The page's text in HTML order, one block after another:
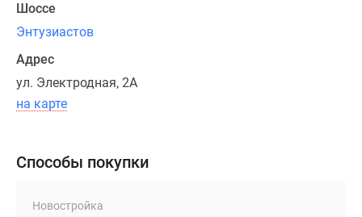
метрах
от
дома.
Предусмотрены
функциональные
кухонные
просторные
гостиные,
Шоссе
Энтузиастов
Адрес
ул. Электродная, 2А
на карте
Способы покупки
Новостройка